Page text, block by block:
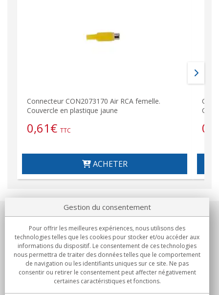
Connecteur CON2073170 Air RCA femelle.
Couvercle en plastique jaune
0,61€ TTC
ACHETER
Notre société
Engagements
Achats
Gestion du consentement
Pour offrir les meilleures expériences, nous utilisons des
technologies telles que les cookies pour stocker et/ou accéder aux
informations du dispositif. Le consentement de ces technologies
nous permettra de traiter des données telles que le comportement
de navigation ou les identifiants uniques sur ce site. Ne pas
consentir ou retirer le consentement peut affecter négativement
certaines caractéristiques et fonctions.